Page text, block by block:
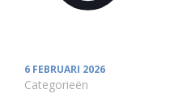
6 FEBRUARI 2026
Categorieën